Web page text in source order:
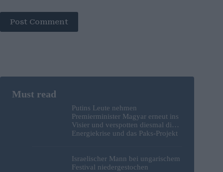
Post Comment
Putins Leute nehmen
Premierminister Magyar erneut ins
Visier und verspotten diesmal die
Energiekrise und das Paks-Projekt
Israelischer Mann bei ungarischem
Festival niedergestochen